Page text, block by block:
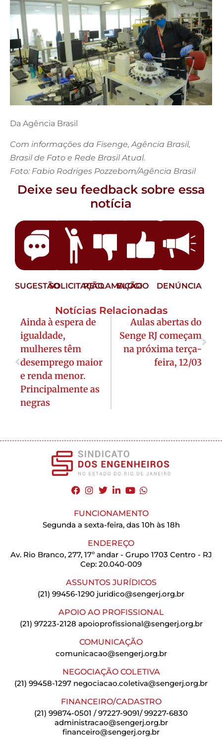
Da Agência Brasil
Com informações da Fisenge, Agência Brasil,
Brasil de Fato e Rede Brasil Atual.
Foto: Fabio Rodriges Pozzebom/Agência Brasil
Deixe seu feedback sobre essa
notícia
SUGESTÃOSOLICITAÇÃORECLAMAÇÃO
ELOGIO DENÚNCIA
Notícias Relacionadas
Ainda à espera de
igualdade,
mulheres têm
desemprego maior
e renda menor.
Principalmente as
negras
Aulas abertas do
Senge RJ começam
na próxima terça-
feira, 12/03
FUNCIONAMENTO
Segunda a sexta-feira, das 10h às 18h
ENDEREÇO
Av. Rio Branco, 277, 17º andar - Grupo 1703 Centro - RJ
Cep: 20.040-009
ASSUNTOS JURÍDICOS
(21) 99456-1290 juridico@sengerj.org.br
APOIO AO PROFISSIONAL
(21) 97223-2128 apoioprofissional@sengerj.org.br
COMUNICAÇÃO
comunicacao@sengerj.org.br
NEGOCIAÇÃO COLETIVA
(21) 99458-1297 negociacao.coletiva@sengerj.org.br
FINANCEIRO/CADASTRO
(21) 99874-0501 / 97227-9091/ 99227-6830
administracao@sengerj.org.br
financeiro@sengerj.org.br